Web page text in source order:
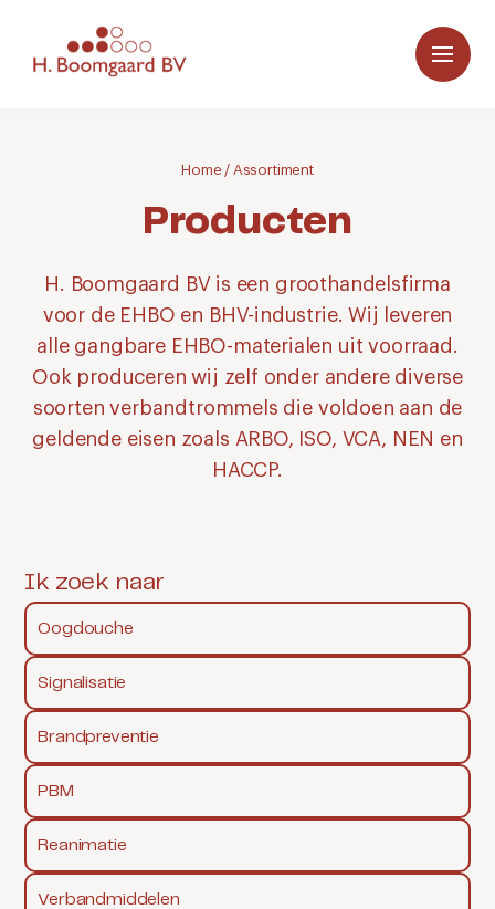
Home / Assortiment
Producten
H. Boomgaard BV is een groothandelsfirma
voor de EHBO en BHV-industrie. Wij leveren
alle gangbare EHBO-materialen uit voorraad.
Ook produceren wij zelf onder andere diverse
soorten verbandtrommels die voldoen aan de
geldende eisen zoals ARBO, ISO, VCA, NEN en
HACCP.
Ik zoek naar
Oogdouche
Signalisatie
Brandpreventie
PBM
Reanimatie
Verbandmiddelen